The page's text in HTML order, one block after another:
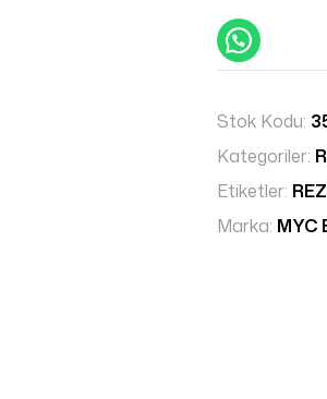
Stok Kodu:
Kategoriler:
Etiketler:
Marka: MYC